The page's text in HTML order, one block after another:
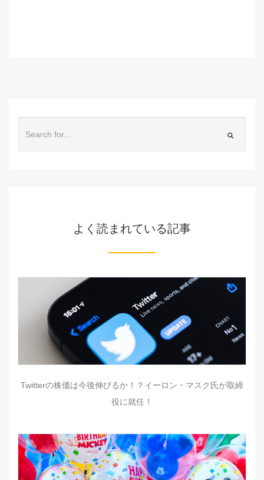
よく読まれている記事
Twitterの株価は今後伸びるか！？イーロン・マスク氏が取締
役に就任！